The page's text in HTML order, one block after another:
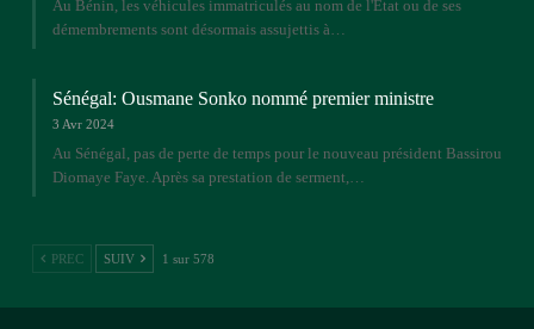
Au Bénin, les véhicules immatriculés au nom de l'Etat ou de ses
démembrements sont désormais assujettis à…
Sénégal: Ousmane Sonko nommé premier ministre
3 Avr 2024
Au Sénégal, pas de perte de temps pour le nouveau président Bassirou
Diomaye Faye. Après sa prestation de serment,…
PREC SUIV 1 sur 578